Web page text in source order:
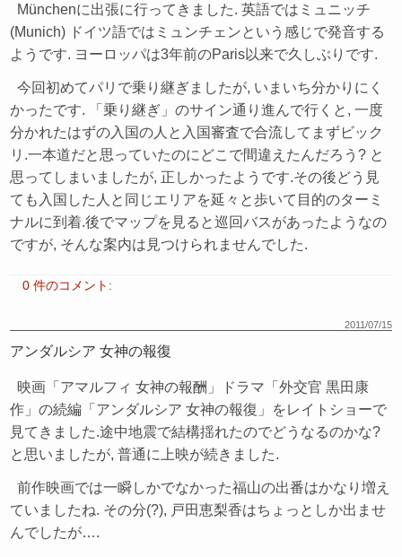
Münchenに出張に行ってきました. 英語ではミュニッチ
(Munich) ドイツ語ではミュンチェンという感じで発音する
ようです. ヨーロッパは3年前のParis以来で久しぶりです.
今回初めてパリで乗り継ぎましたが, いまいち分かりにく
かったです. 「乗り継ぎ」のサイン通り進んで行くと, 一度
分かれたはずの入国の人と入国審査で合流してまずビック
リ.一本道だと思っていたのにどこで間違えたんだろう? と
思ってしまいましたが, 正しかったようです.その後どう見
ても入国した人と同じエリアを延々と歩いて目的のターミ
ナルに到着.後でマップを見ると巡回バスがあったようなの
ですが, そんな案内は見つけられませんでした.
0 件のコメント:
2011/07/15
アンダルシア 女神の報復
映画「アマルフィ 女神の報酬」ドラマ「外交官 黒田康
作」の続編「アンダルシア 女神の報復」をレイトショーで
見てきました.途中地震で結構揺れたのでどうなるのかな?
と思いましたが, 普通に上映が続きました.
前作映画では一瞬しかでなかった福山の出番はかなり増え
ていましたね. その分(?), 戸田恵梨香はちょっとしか出ませ
んでしたが….